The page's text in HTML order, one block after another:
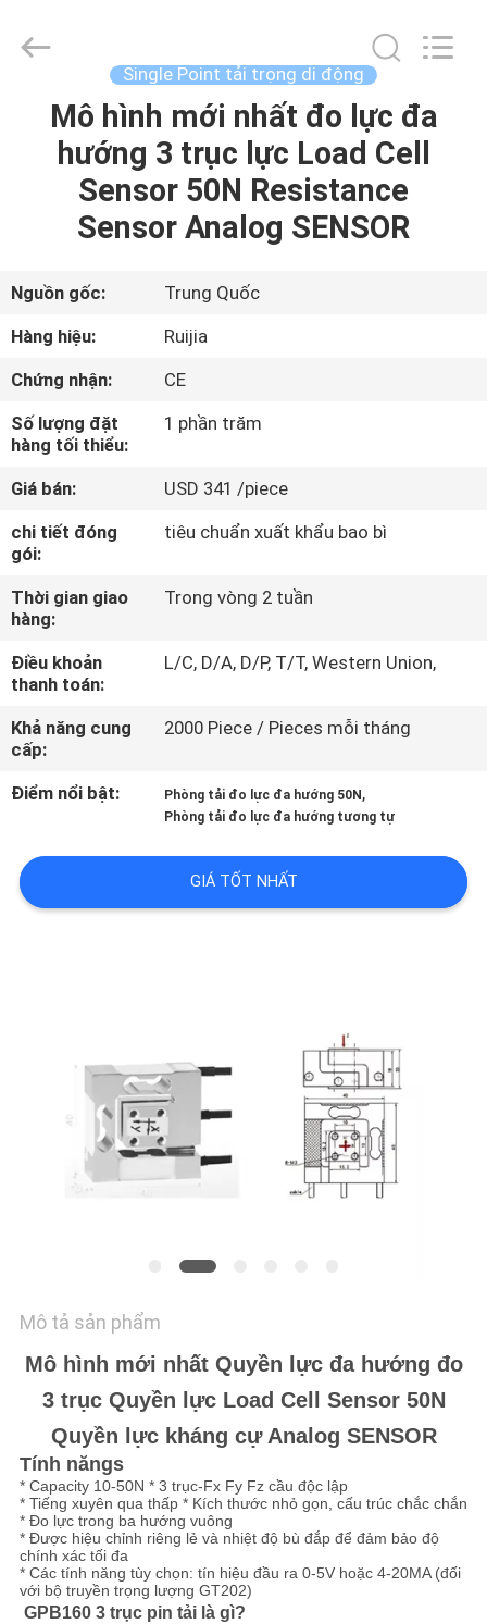
TRANG
CHỦ
PHẨM
VIDEO
VỀ
CHÚNG
QUAN
NHÀ
MÁY
KIỂM
SOÁT
LƯỢNG
ĐỒ
TRANG
WEB
CHÍNH
SÁCH
BẢO
MẬT
Ruijia
Measurement
Single Point tải trọng di động
Mô hình mới nhất đo lực đa
hướng 3 trục lực Load Cell
Sensor 50N Resistance
Sensor Analog SENSOR
Nguồn gốc:
Trung Quốc
Hàng hiệu:
Ruijia
Chứng nhận:
CE
Số lượng đặt
hàng tối thiểu:
1 phần trăm
Giá bán:
USD 341 /piece
chi tiết đóng
gói:
tiêu chuẩn xuất khẩu bao bì
Thời gian giao
hàng:
Trong vòng 2 tuần
Điều khoản
thanh toán:
L/C, D/A, D/P, T/T, Western Union,
Khả năng cung
cấp:
2000 Piece / Pieces mỗi tháng
Điểm nổi bật: Phòng tải đo lực đa hướng 50N ,
Phòng tải đo lực đa hướng tương tự
GIÁ TỐT NHẤT
Mô tả sản phẩm
Mô hình mới nhất Quyền lực đa hướng đo
3 trục Quyền lực Load Cell Sensor 50N
Quyền lực kháng cự Analog SENSOR
Tính năngs
* Capacity 10-50N * 3 trục-Fx Fy Fz cầu độc lập
* Tiếng xuyên qua thấp * Kích thước nhỏ gọn, cấu trúc chắc chắn
* Đo lực trong ba hướng vuông
* Được hiệu chỉnh riêng lẻ và nhiệt độ bù đắp để đảm bảo độ
chính xác tối đa
* Các tính năng tùy chọn: tín hiệu đầu ra 0-5V hoặc 4-20MA (đối
với bộ truyền trọng lượng GT202)
GPB160 3 trục pin tải là gì?